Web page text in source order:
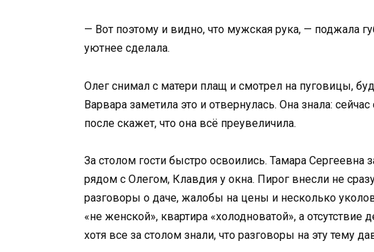
— Вот поэтому и видно, что мужская рука, — поджала
уютнее сделала.
Олег снимал с матери плащ и смотрел на пуговицы,
Варвара заметила это и отвернулась. Она знала:
после скажет, что она всё преувеличила.
За столом гости быстро освоились. Тамара Сергеевна
рядом с Олегом, Клавдия у окна. Пирог внесли не
разговоры о даче, жалобы на цены и несколько
«не женской», квартира «холодноватой», а
хотя все за столом знали, что разговоры на эту тему